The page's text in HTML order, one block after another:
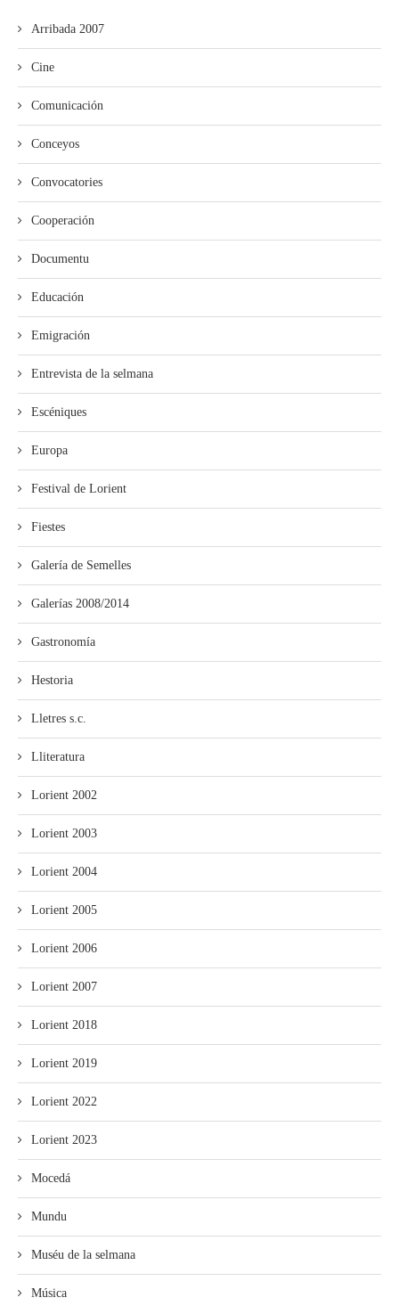
Arribada 2007
Cine
Comunicación
Conceyos
Convocatories
Cooperación
Documentu
Educación
Emigración
Entrevista de la selmana
Escéniques
Europa
Festival de Lorient
Fiestes
Galería de Semelles
Galerías 2008/2014
Gastronomía
Hestoria
Lletres s.c.
Lliteratura
Lorient 2002
Lorient 2003
Lorient 2004
Lorient 2005
Lorient 2006
Lorient 2007
Lorient 2018
Lorient 2019
Lorient 2022
Lorient 2023
Mocedá
Mundu
Muséu de la selmana
Música